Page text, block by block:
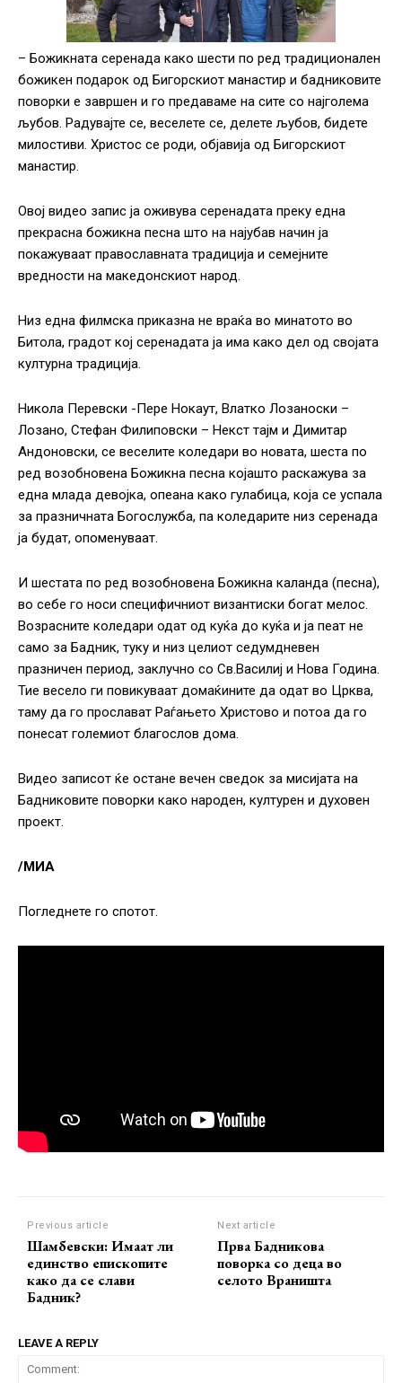
– Божикната серенада како шести по ред традиционален
божикен подарок од Бигорскиот манастир и бадниковите
поворки е завршен и го предаваме на сите со најголема
љубов. Радувајте се, веселете се, делете љубов, бидете
милостиви. Христос се роди, објавија од Бигорскиот
манастир.
Овој видео запис ја оживува серенадата преку една
прекрасна божикна песна што на најубав начин ја
покажуваат православната традиција и семејните
вредности на македонскиот народ.
Низ една филмска приказна не враќа во минатото во
Битола, градот кој серенадата ја има како дел од својата
културна традиција.
Никола Перевски -Пере Нокаут, Влатко Лозаноски –
Лозано, Стефан Филиповски – Некст тајм и Димитар
Андоновски, се веселите коледари во новата, шеста по
ред возобновена Божикна песна којашто раскажува за
една млада девојка, опеана како гулабица, која се успала
за празничната Богослужба, па коледарите низ серенада
ја будат, опоменуваат.
И шестата по ред возобновена Божикна каланда (песна),
во себе го носи специфичниот византиски богат мелос.
Возрасните коледари одат од куќа до куќа и ја пеат не
само за Бадник, туку и низ целиот седумдневен
празничен период, заклучно со Св.Василиј и Нова Година.
Тие весело ги повикуваат домаќините да одат во Црква,
таму да го прослават Раѓањето Христово и потоа да го
понесат големиот благослов дома.
Видео записот ќе остане вечен сведок за мисијата на
Бадниковите поворки како народен, културен и духовен
проект.
/МИА
Погледнете го спотот.
Previous article
Шамбевски: Имаат ли
единство епископите
како да се слави
Бадник?
Next article
Прва Бадникова
поворка со деца во
селото Враништа
LEAVE A REPLY